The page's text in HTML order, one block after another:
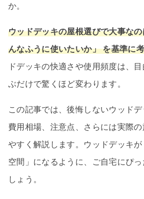
か。
ウッドデッキの屋根選びで大事な
んなふうに使いたいか」 を基準に
ドデッキの快適さや使用頻度は、
ぶだけで驚くほど変わります。
この記事では、後悔しないウッドデ
費用相場、注意点、さらには実際
やすく解説します。ウッドデッキ
空間」になるように、ご自宅にぴ
しょう。